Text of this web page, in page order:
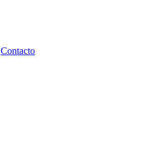
Contacto